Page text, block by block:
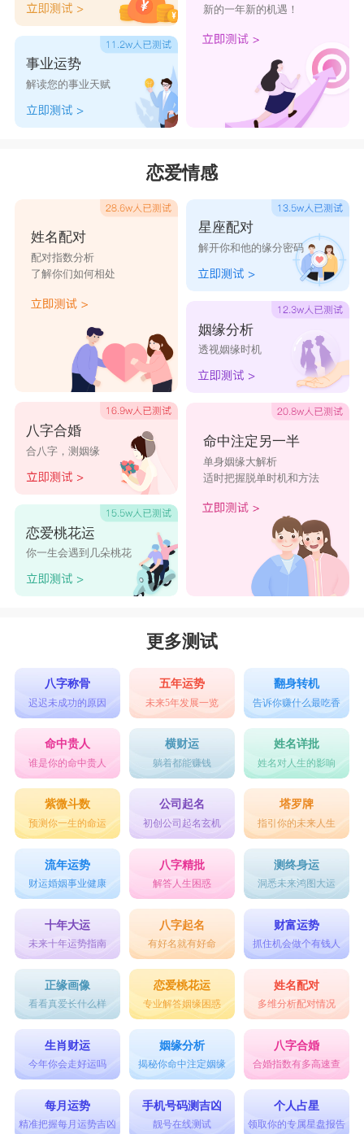
事业运势
解读您的事业天赋
新的一年新的机遇！
恋爱情感
姓名配对
配对指数分析
了解你们如何相处
八字合婚
合八字，测姻缘
恋爱桃花运
你一生会遇到几朵桃花
星座配对
解开你和他的缘分密码
姻缘分析
透视姻缘时机
命中注定另一半
单身姻缘大解析
适时把握脱单时机和方法
更多测试
八字称骨
迟迟未成功的原因
五年运势
未来5年发展一览
翻身转机
告诉你赚什么最吃香
命中贵人
谁是你的命中贵人
横财运
躺着都能赚钱
姓名详批
姓名对人生的影响
紫微斗数
预测你一生的命运
公司起名
初创公司起名玄机
塔罗牌
指引你的未来人生
流年运势
财运婚姻事业健康
八字精批
解答人生困惑
测终身运
洞悉未来鸿图大运
十年大运
未来十年运势指南
八字起名
有好名就有好命
财富运势
抓住机会做个有钱人
正缘画像
看看真爱长什么样
恋爱桃花运
专业解答姻缘困惑
姓名配对
多维分析配对情况
生肖财运
今年你会走好运吗
姻缘分析
揭秘你命中注定姻缘
八字合婚
合婚指数有多高速查
每月运势
精准把握每月运势吉凶
手机号码测吉凶
靓号在线测试
个人占星
领取你的专属星盘报告